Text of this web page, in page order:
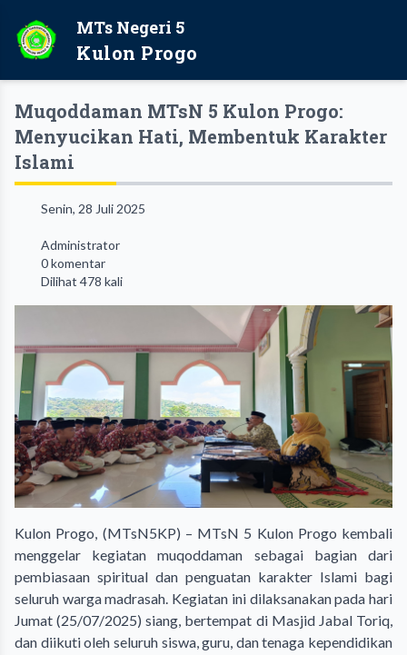
MTs Negeri 5
Kulon Progo
Muqoddaman MTsN 5 Kulon Progo:
Menyucikan Hati, Membentuk Karakter
Islami
Senin, 28 Juli 2025
Administrator
0 komentar
Dilihat 478 kali
Kulon Progo, (MTsN5KP) – MTsN 5 Kulon Progo kembali
menggelar kegiatan muqoddaman sebagai bagian dari
pembiasaan spiritual dan penguatan karakter Islami bagi
seluruh warga madrasah. Kegiatan ini dilaksanakan pada hari
Jumat (25/07/2025) siang, bertempat di Masjid Jabal Toriq,
dan diikuti oleh seluruh siswa, guru, dan tenaga kependidikan